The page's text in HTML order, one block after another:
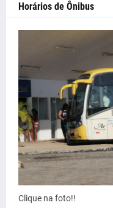
Horários de Ônibus
Clique na foto!!